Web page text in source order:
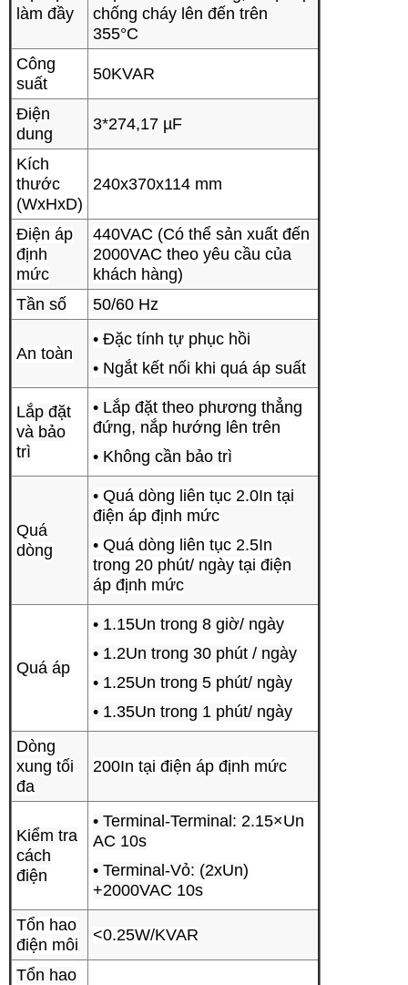
làm đầy
chống cháy lên đến trên
355°C
Công
suất
50KVAR
Điện
dung
3*274,17 µF
Kích
thước
(WxHxD)
240x370x114 mm
Điện áp
định
mức
440VAC (Có thể sản xuất đến
2000VAC theo yêu cầu của
khách hàng)
Tần số
50/60 Hz
An toàn
• Đặc tính tự phục hồi
• Ngắt kết nối khi quá áp suất
Lắp đặt
và bảo
trì
• Lắp đặt theo phương thẳng
đứng, nắp hướng lên trên
• Không cần bảo trì
Quá
dòng
• Quá dòng liên tục 2.0In tại
điện áp định mức
• Quá dòng liên tục 2.5In
trong 20 phút/ ngày tại điện
áp định mức
Quá áp
• 1.15Un trong 8 giờ/ ngày
• 1.2Un trong 30 phút / ngày
• 1.25Un trong 5 phút/ ngày
• 1.35Un trong 1 phút/ ngày
Dòng
xung tối
đa
200In tại điện áp định mức
Kiểm tra
cách
điện
• Terminal-Terminal: 2.15×Un
AC 10s
• Terminal-Vỏ: (2xUn)
+2000VAC 10s
Tổn hao
điện môi
<0.25W/KVAR
Tổn hao